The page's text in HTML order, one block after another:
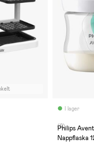
I lager
(2)
Philips
Nappflaska